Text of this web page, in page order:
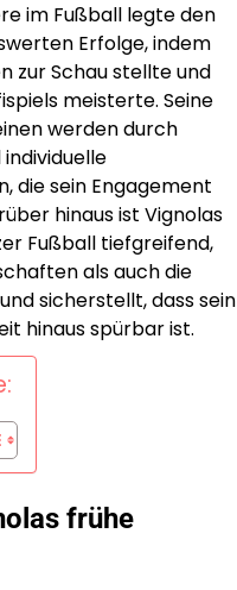
im Fußball legte den
Erfolge, indem
zur Schau stellte und
meisterte. Seine
werden durch
die sein Engagement
hinaus ist Vignolas
Fußball tiefgreifend,
als auch die
sicherstellt, dass sein
hinaus spürbar ist.
frühe